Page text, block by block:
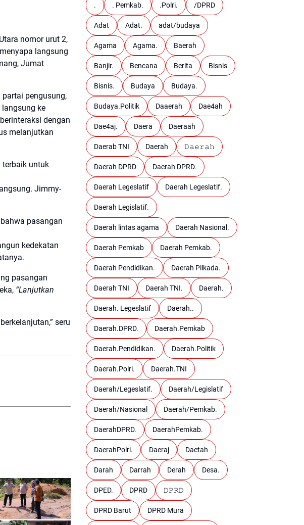
nomor urut 2,
langsung
Jumat
pengusung,
langsung ke
dengan
melanjutkan
terbaik untuk
Jimmy-
pasangan
kedekatan
pasangan
“Lanjutkan
seru
. . Pemkab. .Polri. /DPRD
Adat Adat. adat/budaya
Agama Agama. Baerah
Banjir. Bencana Berita Bisnis
Bisnis. Budaya Budaya.
Budaya.Politik Daaerah Dae4ah
Dae4aj. Daera Daeraah
Daerab TNI Daerah 𝙳𝚊𝚎𝚛𝚊𝚑
Daerah DPRD Daerah DPRD.
Daerah Legeslatif Daerah Legeslatif.
Daerah Legislatif.
Daerah lintas agama Daerah Nasional.
Daerah Pemkab Daerah Pemkab.
Daerah Pendidikan. Daerah Pilkada.
Daerah TNI Daerah TNI. Daerah.
Daerah. Legeslatif Daerah..
Daerah.DPRD. Daerah.Pemkab
Daerah.Pendidikan. Daerah.Politik
Daerah.Polri. Daerah.TNI
Daerah/Legeslatif. Daerah/Legislatif
Daerah/Nasional Daerah/Pemkab.
DaerahDPRD. DaerahPemkab.
DaerahPolri. Daeraj Daetah
Darah Darrah Derah Desa.
DPED. DPRD 𝙳𝙿𝚁𝙳
DPRD Barut DPRD Mura